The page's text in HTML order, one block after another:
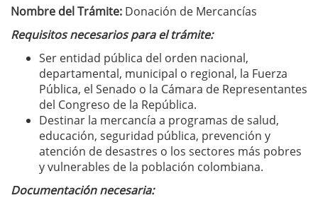
Nombre del Trámite: Donación de Mercancías
Requisitos necesarios para el trámite:
Ser entidad pública del orden nacional,
departamental, municipal o regional, la Fuerza
Pública, el Senado o la Cámara de Representantes
del Congreso de la República.
Destinar la mercancía a programas de salud,
educación, seguridad pública, prevención y
atención de desastres o los sectores más pobres
y vulnerables de la población colombiana.
Documentación necesaria: